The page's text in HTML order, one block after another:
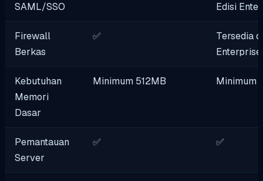
SAML/SSO
Edisi
Firewall
Berkas
✅
Tersedia
Kebutuhan
Memori
Dasar
Minimum 512MB Minimum
Pemantauan
Server
✅ ✅